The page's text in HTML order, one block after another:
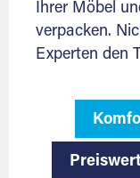
Ihrer Möbel
verpacken.
Experten den
Preiswert